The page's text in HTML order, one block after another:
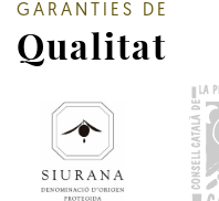
GARANTIES DE
Qualitat